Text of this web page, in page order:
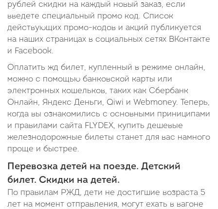
рублей скидки на каждый новый заказ, если
введете специальный промо код. Список
действующих промо-кодов и акций публикуется
на наших страницах в социальных сетях ВКонтакте
и Facebook.
Оплатить жд билет, купленный в режиме онлайн,
можно с помощью банковской карты или
электронных кошельков, таких как Сбербанк
Онлайн, Яндекс Деньги, Qiwi и Webmoney. Теперь,
когда вы ознакомились с основными приниципами
и правилами сайта FLYDEX, купить дешевые
железнодорожные билеты станет для вас намного
проще и быстрее.
Перевозка детей на поезде. Детский
билет. Скидки на детей.
По правилам РЖД, дети не достигшие возраста 5
лет на момент отправления, могут ехать в вагоне